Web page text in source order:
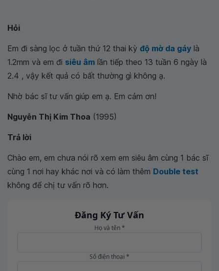
Hỏi
Em đi sàng lọc ở tuần thứ 12 thai kỳ độ mờ da gáy là
1.2mm và em đi siêu âm lần tiếp theo 13 tuần 6 ngày là
2.4 , vậy kết quả có bất thường gì không ạ.
Nhờ bác sĩ tư vấn giúp em ạ. Em cảm ơn!
Nguyễn Thị Kim Thoa (1995)
Trả lời
Chào em, em chưa nói rõ xem em siêu âm cùng 1 bác sĩ
cùng 1 nơi hay khác nơi và có làm thêm Double test
không để chị tư vấn rõ hơn.
Đăng Ký Tư Vấn
Họ và tên *
Số điện thoại *